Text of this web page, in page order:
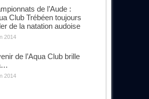
de l’Aude :
Club Trébéen toujours
de la natation audoise
2014
de l’Aqua Club brille
2014